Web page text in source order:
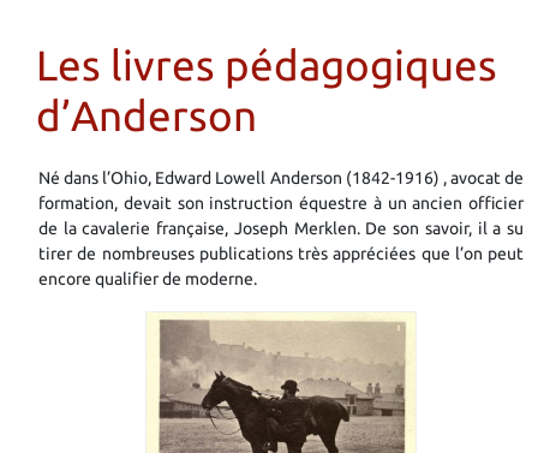
Les livres pédagogiques
d’Anderson
Né dans l’Ohio, Edward Lowell Anderson (1842-1916) , avocat de
formation, devait son instruction équestre à un ancien officier
de la cavalerie française, Joseph Merklen. De son savoir, il a su
tirer de nombreuses publications très appréciées que l’on peut
encore qualifier de moderne.